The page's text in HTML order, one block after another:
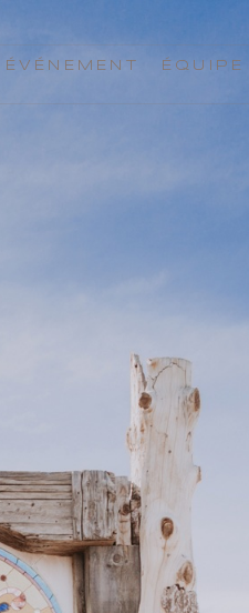
ÉVÉNEMENT ÉQUIPE